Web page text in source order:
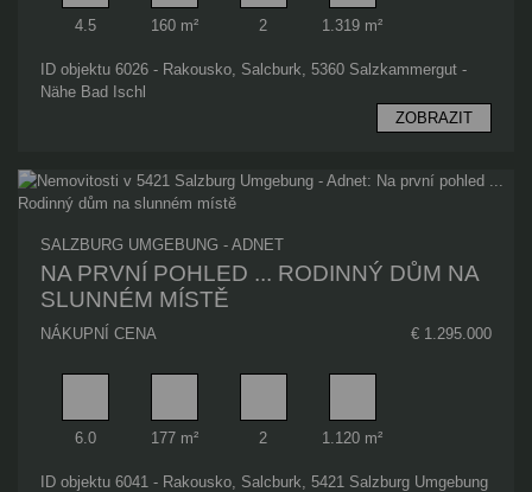
Pokoj
4.5
Obytný prostor
160 m²
Koupelna
2
Plocha pozemku
1.319 m²
ID objektu 6026 - Rakousko, Salcburk, 5360 Salzkammergut -
Nähe Bad Ischl
ZOBRAZIT
SALZBURG UMGEBUNG - ADNET
NA PRVNÍ POHLED ... RODINNÝ DŮM NA
SLUNNÉM MÍSTĚ
NÁKUPNÍ CENA € 1.295.000
Pokoj
6.0
Obytný prostor
177 m²
Koupelna
2
Plocha pozemku
1.120 m²
ID objektu 6041 - Rakousko, Salcburk, 5421 Salzburg Umgebung